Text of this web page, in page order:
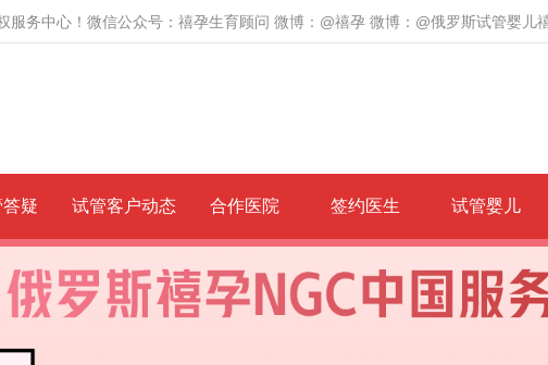
服务中心！微信公众号：禧孕生育顾问 微博：@禧孕 微博：@俄罗斯试管婴儿
疑 试管客户动态 合作医院 签约医生 试管婴儿